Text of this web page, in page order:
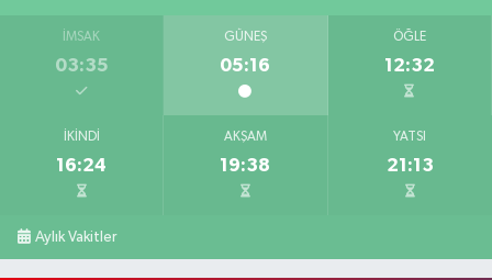
İMSAK
03:35
GÜNEŞ
05:16
ÖĞLE
12:32
İKINDI
16:24
AKŞAM
19:38
YATSI
21:13
Aylık Vakitler